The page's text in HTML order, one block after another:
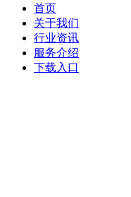
首页
关于我们
行业资讯
服务介绍
下载入口